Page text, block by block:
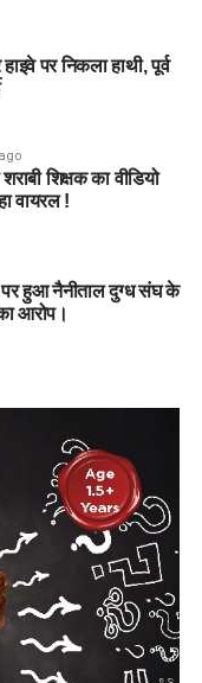
पर निकला हाथी, पूर्व
शिक्षक का वीडियो
वायरल !
हुआ नैनीताल दुग्ध संघ के
आरोप।